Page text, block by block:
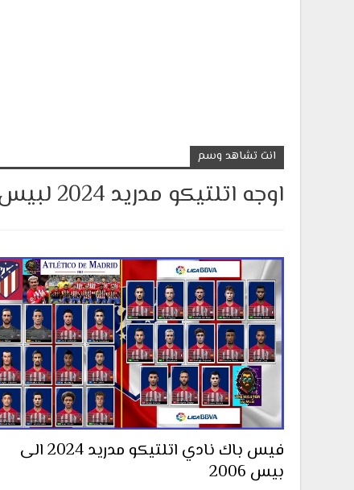
انت تشاهد وسم
اوجه اتلتيكو مدريد 2024 لبيس 6
فيس باك نادي اتلتيكو مدريد 2024 الى
بيس 2006